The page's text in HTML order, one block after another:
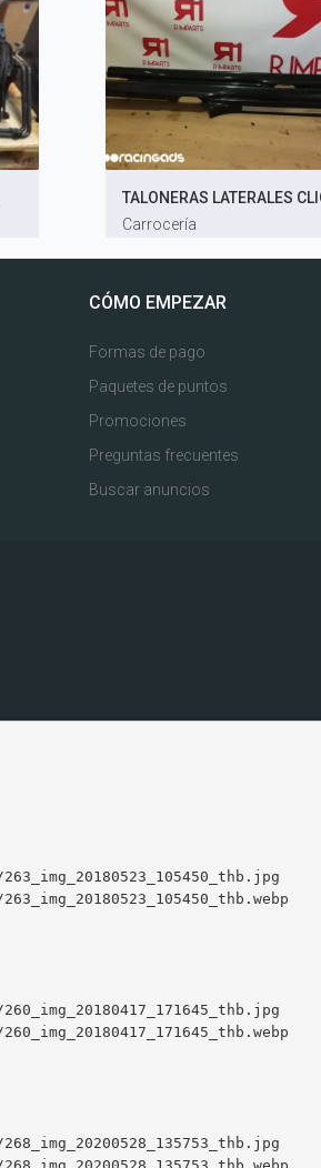
TALONERAS LATERALES
Carrocería
CÓMO EMPEZAR
Formas de pago
Paquetes de puntos
Promociones
Preguntas frecuentes
Buscar anuncios